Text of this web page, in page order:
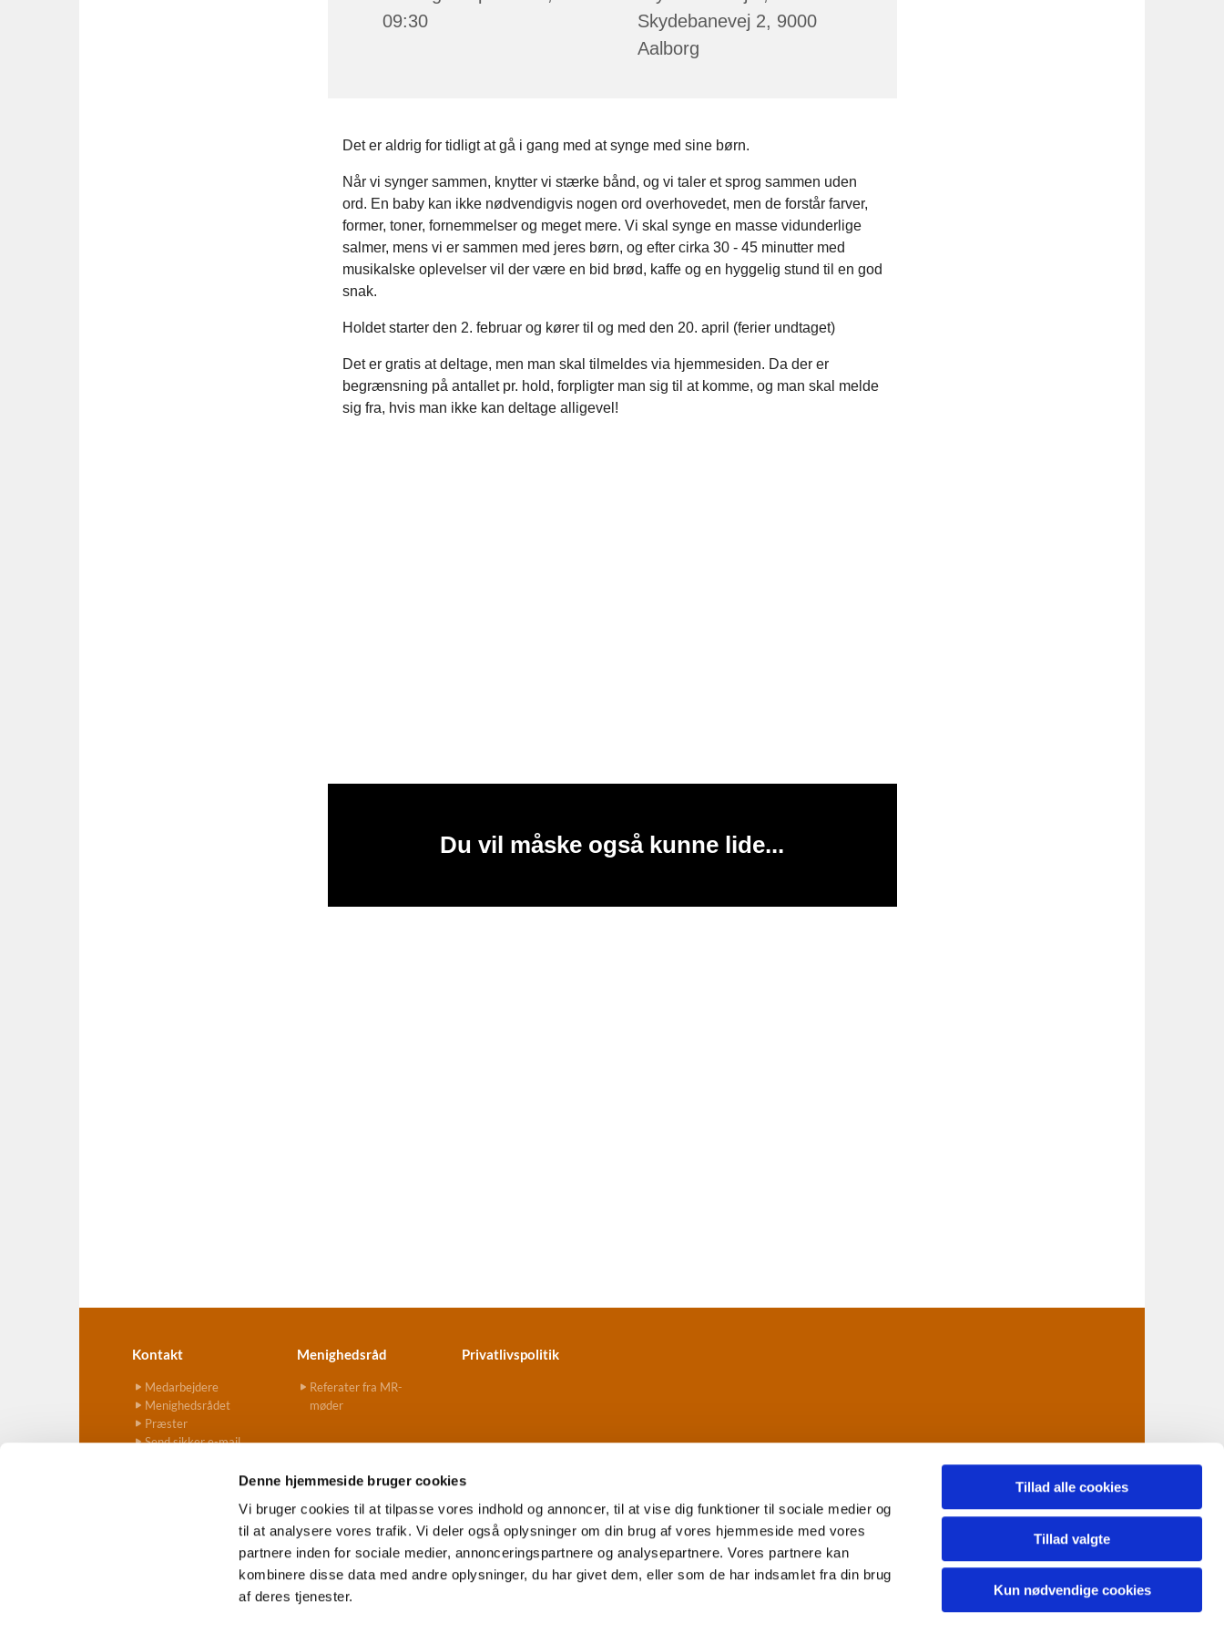
Denne hjemmeside bruger cookies
Vi bruger cookies til at tilpasse vores indhold og annoncer, til at vise dig funktioner til sociale medier og
til at analysere vores trafik. Vi deler også oplysninger om din brug af vores hjemmeside med vores
partnere inden for sociale medier, annonceringspartnere og analysepartnere. Vores partnere kan
kombinere disse data med andre oplysninger, du har givet dem, eller som de har indsamlet fra din brug
af deres tjenester.
Tillad alle cookies
Tillad valgte
Kun nødvendige cookies
09:30
Skydebanevej 2, 9000
Aalborg
Det er aldrig for tidligt at gå i gang med at synge med sine børn.
Når vi synger sammen, knytter vi stærke bånd, og vi taler et sprog sammen uden
ord. En baby kan ikke nødvendigvis nogen ord overhovedet, men de forstår farver,
former, toner, fornemmelser og meget mere. Vi skal synge en masse vidunderlige
salmer, mens vi er sammen med jeres børn, og efter cirka 30 - 45 minutter med
musikalske oplevelser vil der være en bid brød, kaffe og en hyggelig stund til en god
snak.
Holdet starter den 2. februar og kører til og med den 20. april (ferier undtaget)
Det er gratis at deltage, men man skal tilmeldes via hjemmesiden. Da der er
begrænsning på antallet pr. hold, forpligter man sig til at komme, og man skal melde
sig fra, hvis man ikke kan deltage alligevel!
Du vil måske også kunne lide...
Kontakt
Medarbejdere
Menighedsrådet
Præster
Send sikker e-mail
Menighedsråd
Referater fra MR-
møder
Privatlivspolitik
Vesterkær Kirke · Skydebanevej 2+4596314320vesterkaer.sogn@km.dk
EAN: 5798000859067
Tilgængelighedserklæring